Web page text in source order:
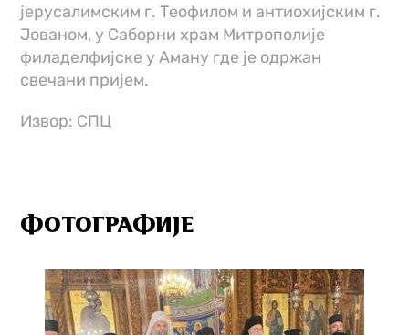
јерусалимским г. Теофилом и антиохијским г.
Јованом, у Саборни храм Митрополије
филаделфијске у Аману где је одржан
свечани пријем.
Извор: СПЦ
ФОТОГРАФИЈЕ